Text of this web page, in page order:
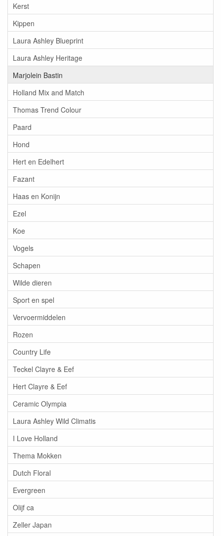
Kerst
Kippen
Laura Ashley Blueprint
Laura Ashley Heritage
Marjolein Bastin
Holland Mix and Match
Thomas Trend Colour
Paard
Hond
Hert en Edelhert
Fazant
Haas en Konijn
Ezel
Koe
Vogels
Schapen
Wilde dieren
Sport en spel
Vervoermiddelen
Rozen
Country Life
Teckel Clayre & Eef
Hert Clayre & Eef
Ceramic Olympia
Laura Ashley Wild Climatis
I Love Holland
Thema Mokken
Dutch Floral
Evergreen
Olijf ca
Zeller Japan